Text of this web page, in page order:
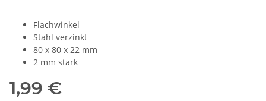
Flachwinkel
Stahl verzinkt
80 x 80 x 22 mm
2 mm stark
1,99 €